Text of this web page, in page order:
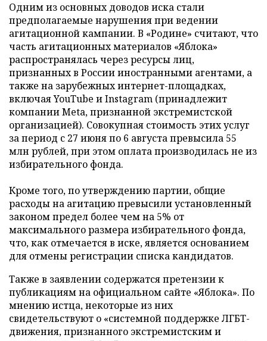
Одним из основных доводов иска стали
предполагаемые нарушения при ведении
агитационной кампании. В «Родине» считают, что
часть агитационных материалов «Яблока»
распространялась через ресурсы лиц,
признанных в России иностранными агентами, а
также на зарубежных интернет-площадках,
включая YouTube и Instagram (принадлежит
компании Meta, признанной экстремистской
организацией). Совокупная стоимость этих услуг
за период с 27 июня по 6 августа превысила 55
млн рублей, при этом оплата производилась не из
избирательного фонда.
Кроме того, по утверждению партии, общие
расходы на агитацию превысили установленный
законом предел более чем на 5% от
максимального размера избирательного фонда,
что, как отмечается в иске, является основанием
для отмены регистрации списка кандидатов.
Также в заявлении содержатся претензии к
публикациям на официальном сайте «Яблока». По
мнению истца, некоторые из них
свидетельствуют о «системной поддержке ЛГБТ-
движения, признанного экстремистским и